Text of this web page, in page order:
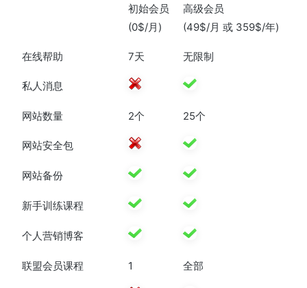
初始会员
(0$/月)
高级会员
(49$/月 或 359$/年)
在线帮助 7天 无限制
私人消息
网站数量 2个 25个
网站安全包
网站备份
新手训练课程
个人营销博客
联盟会员课程 1 全部